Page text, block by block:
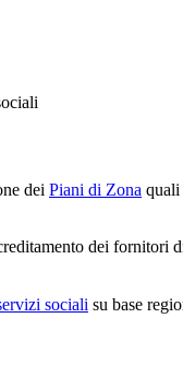
dei Piani di Zona quali
dei fornitori
sociali su base